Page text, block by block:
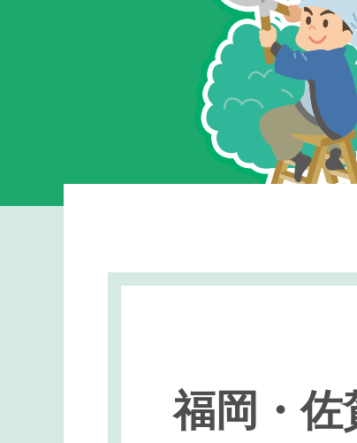
福岡・佐